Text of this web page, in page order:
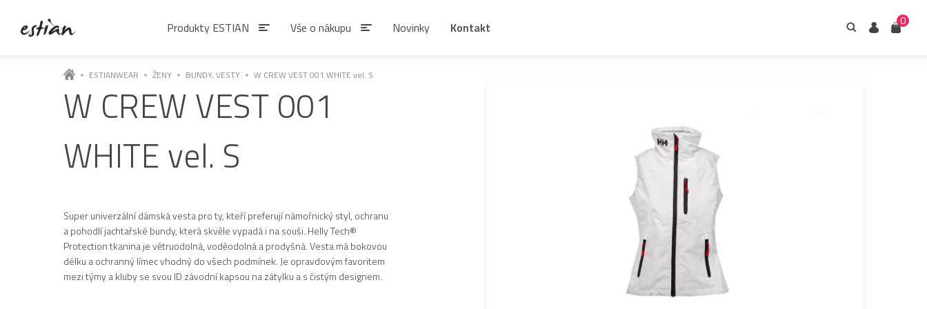
ESTIANWEAR ŽENY BUNDY, VESTY W CREW VEST 001 WHITE vel. S
W CREW VEST 001
WHITE vel. S
Super univerzální dámská vesta pro ty, kteří preferují námořnický styl, ochranu
a pohodlí jachtařské bundy, která skvěle vypadá i na souši. Helly Tech®
Protection tkanina je větruodolná, voděodolná a prodyšná. Vesta má bokovou
délku a ochranný límec vhodný do všech podmínek. Je opravdovým favoritem
mezi týmy a kluby se svou ID závodní kapsou na zátylku a s čistým designem.
Produkty ESTIAN
Produkty ESTIAN
VÝDEJNÍKY VODY
ČAJE
Matcha
Čaje BIO
Sirupy ESTIAN
Poznejte naše sirupy
bez umělých sladidel.
Prohlédnout
Vše o nákupu Novinky Kontakt HledáníUživatelKošík
0